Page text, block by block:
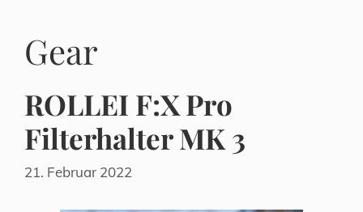
Gear
ROLLEI F:X Pro
Filterhalter MK 3
21. Februar 2022